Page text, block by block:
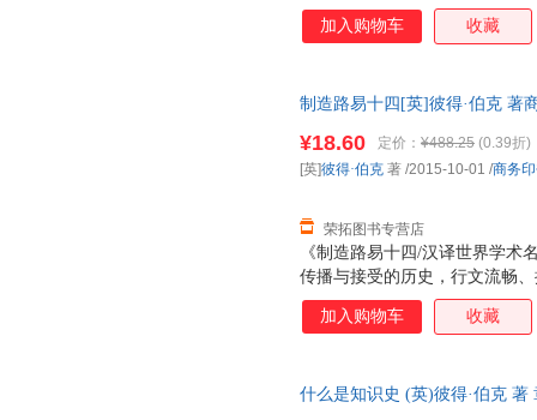
生动的语言和旁征博引的方式
概念，详细分析了知识获取、
师生和大众读者。
加入购物车 收藏
制造路易十四[英]彼得·伯克 著
《制造路易十四/汉译世界学术
传播与接受的历史，行文流畅
领域的上乘之作。 本书全面论
如何以意识形态、宣传广告、
¥18.60 定价： ¥488.25 (0.39折)
荣拓图书专营店
[英]彼得·伯克 著 /2015-10-01 /商务
加入购物车 收藏
什么是知识史 (英)彼得·伯克